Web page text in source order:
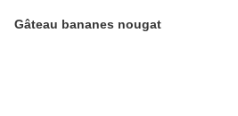
Gâteau bananes nougat